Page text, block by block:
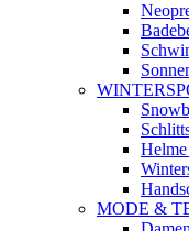
MODE &